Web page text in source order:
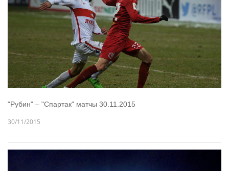
"Рубин" – "Спартак" матчы 30.11.2015
30/11/2015